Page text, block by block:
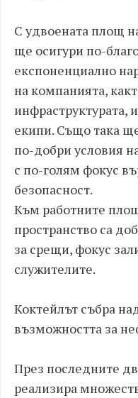
С удвоената площ
ще осигури по-
експоненциално
на компанията,
инфраструктурата,
екипи. Също така
по-добри условия
с по-голям фокус
безопасност.
Към работните
пространство са
за срещи, фокус
служителите.
Коктейлът събра
възможността за
През последните
реализира